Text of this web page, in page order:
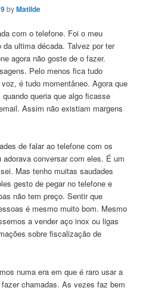
byMatilde
com o telefone. Foi o meu
ultima década. Talvez por ter
agora não goste de o fazer.
Pelo menos fica tudo
é tudo momentâneo. Agora que
queria que algo ficasse
Assim não existiam margens
de falar ao telefone com os
conversar com eles. É um
Mas tenho muitas saudades
gesto de pegar no telefone e
não tem preço. Sentir que
é mesmo muito bom. Mesmo
a vender aço inox ou ligas
sobre fiscalização de
numa era em que é raro usar a
chamadas. As vezes faz bem